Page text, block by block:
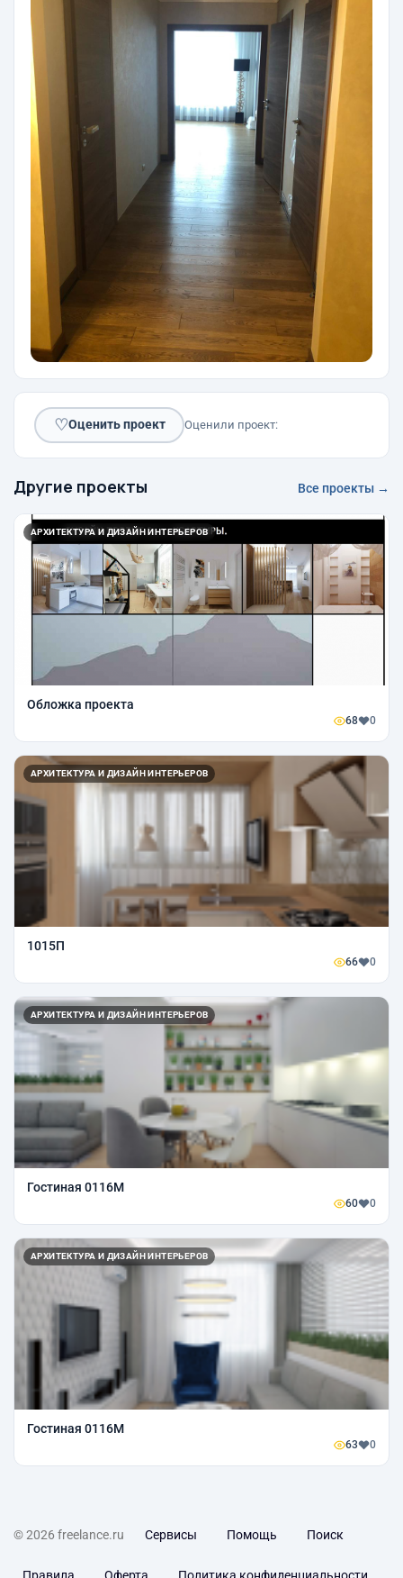
♡Оценить проект Оценили проект:
Другие проекты Все проекты →
АРХИТЕКТУРА И ДИЗАЙН ИНТЕРЬЕРОВ
Обложка проекта
68 0
АРХИТЕКТУРА И ДИЗАЙН ИНТЕРЬЕРОВ
1015П
66 0
АРХИТЕКТУРА И ДИЗАЙН ИНТЕРЬЕРОВ
Гостиная 0116М
60 0
АРХИТЕКТУРА И ДИЗАЙН ИНТЕРЬЕРОВ
Гостиная 0116М
63 0
© 2026 freelance.ru Сервисы Помощь Поиск
Правила Оферта Политика конфиденциальности